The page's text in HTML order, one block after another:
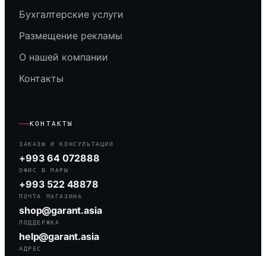
Бухгалтерские услуги
Размещение рекламы
О нашей компании
Контакты
КОНТАКТЫ
ЗАКАЗЫ И КОНСУЛЬТАЦИИ
+993 64 072888
ОФИС В МАРЫ
+993 522 48878
ПОЧТА МАГАЗИНА
shop@garant.asia
ПОДДЕРЖКА
help@garant.asia
АДРЕС